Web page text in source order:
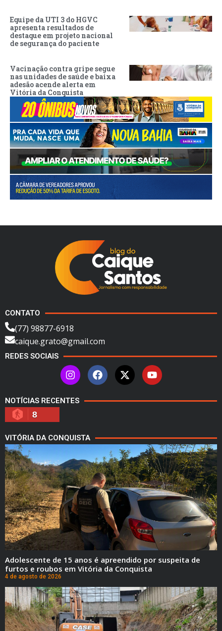
Equipe da UTI 3 do HGVC
apresenta resultados de
destaque em projeto nacional
de segurança do paciente
Vacinação contra gripe segue
nas unidades de saúde e baixa
adesão acende alerta em
Vitória da Conquista
CONTATO
(77) 98877-6918
caique.grato@gmail.com
REDES SOCIAIS
NOTÍCIAS RECENTES
8
VITÓRIA DA CONQUISTA
Adolescente de 15 anos é apreendido por suspeita de
furtos e roubos em Vitória da Conquista
4 de agosto de 2026